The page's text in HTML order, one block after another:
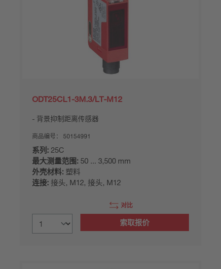
ODT25CL1-3M.3/LT-M12
背景抑制距离传感器
商品编号： 50154991
系列: 25C
最大测量范围: 50 ... 3,500 mm
外壳材料: 塑料
连接: 接头, M12, 接头, M12
对比
索取报价